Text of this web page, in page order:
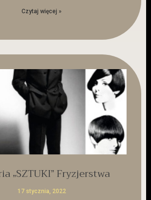
Czytaj więcej »
„SZTUKI” Fryzjerstwa
17 stycznia, 2022